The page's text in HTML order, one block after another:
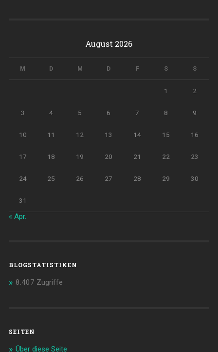
August 2026
M D M D F S S
1 2
3 4 5 6 7 8 9
10 11 12 13 14 15 16
17 18 19 20 21 22 23
24 25 26 27 28 29 30
31
« Apr.
BLOGSTATISTIKEN
8.407 Zugriffe
SEITEN
Über diese Seite